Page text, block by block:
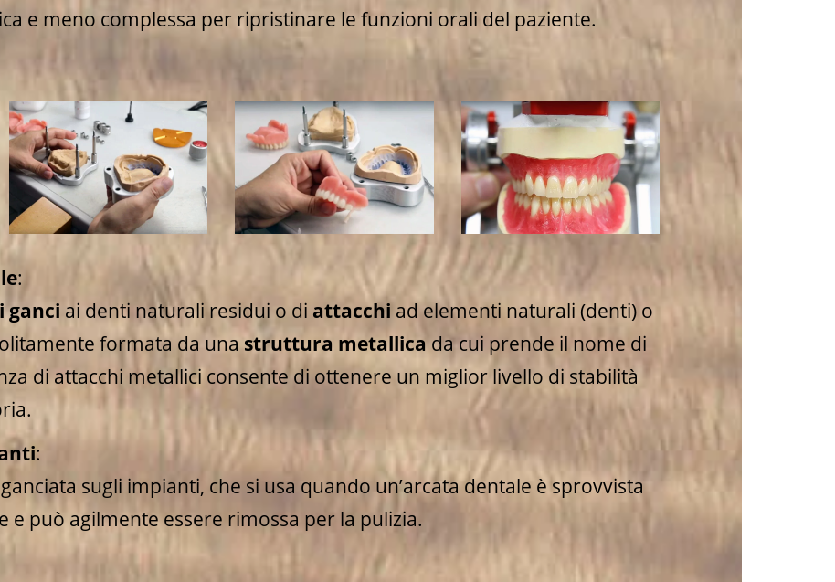
e meno complessa per ripristinare le funzioni orali del paziente.
:
ganci ai denti naturali residui o di attacchi ad elementi naturali (denti) o
formata da una struttura metallicada cui prende il nome di
di attacchi metallici consente di ottenere un miglior livello di stabilità
:
sugli impianti, che si usa quando un’arcata dentale è sprovvista
e può agilmente essere rimossa per la pulizia.